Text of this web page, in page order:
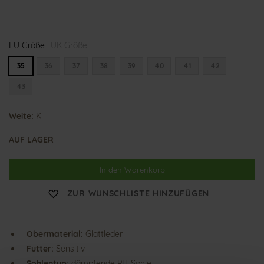
a
n
EU Größe
35
Weite: K
AUF LAGER
In den Warenkorb
ZUR WUNSCHLISTE HINZUFÜGEN
Obermaterial: Glattleder
Futter: Sensitiv